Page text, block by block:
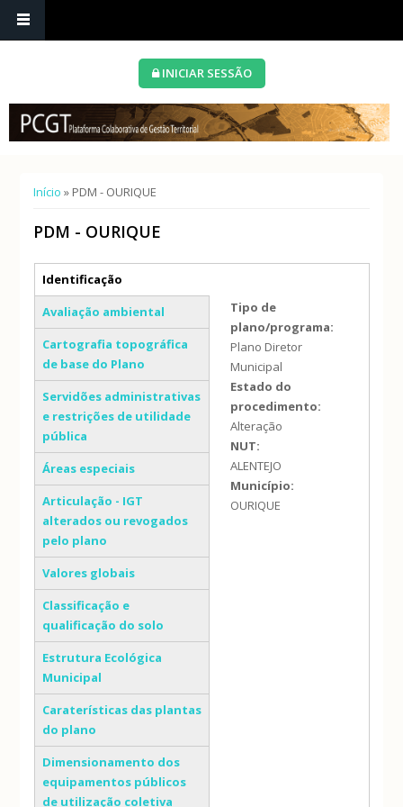
INICIAR SESSÃO
Está aqui
Início » PDM - OURIQUE
PDM - OURIQUE
Separadores verticais
Identificação
(separador ativo)
Avaliação ambiental
Cartografia topográfica
de base do Plano
Servidões administrativas
e restrições de utilidade
pública
Áreas especiais
Articulação - IGT
alterados ou revogados
pelo plano
Valores globais
Classificação e
qualificação do solo
Estrutura Ecológica
Municipal
Caraterísticas das plantas
do plano
Dimensionamento dos
equipamentos públicos
de utilização coletiva
Tipo de
plano/programa:
Plano Diretor
Municipal
Estado do
procedimento:
Alteração
NUT:
ALENTEJO
Município:
OURIQUE